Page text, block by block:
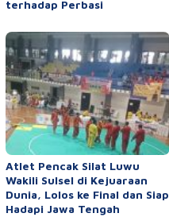
terhadap Perbasi
Atlet Pencak Silat Luwu
Wakili Sulsel di Kejuaraan
Dunia, Lolos ke Final dan Siap
Hadapi Jawa Tengah